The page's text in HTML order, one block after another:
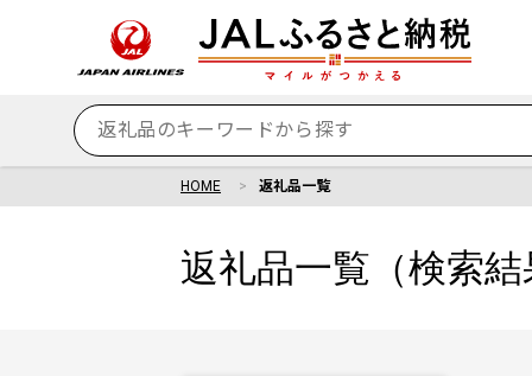
HOME 返礼品一覧
返礼品一覧（検索結